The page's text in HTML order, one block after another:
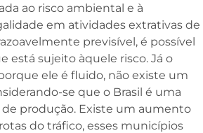
ao risco ambiental e à
em atividades extrativas de
previsível, é possível
está sujeito àquele risco. Já o
ele é fluido, não existe um
se que o Brasil é uma
produção. Existe um aumento
do tráfico, esses municípios